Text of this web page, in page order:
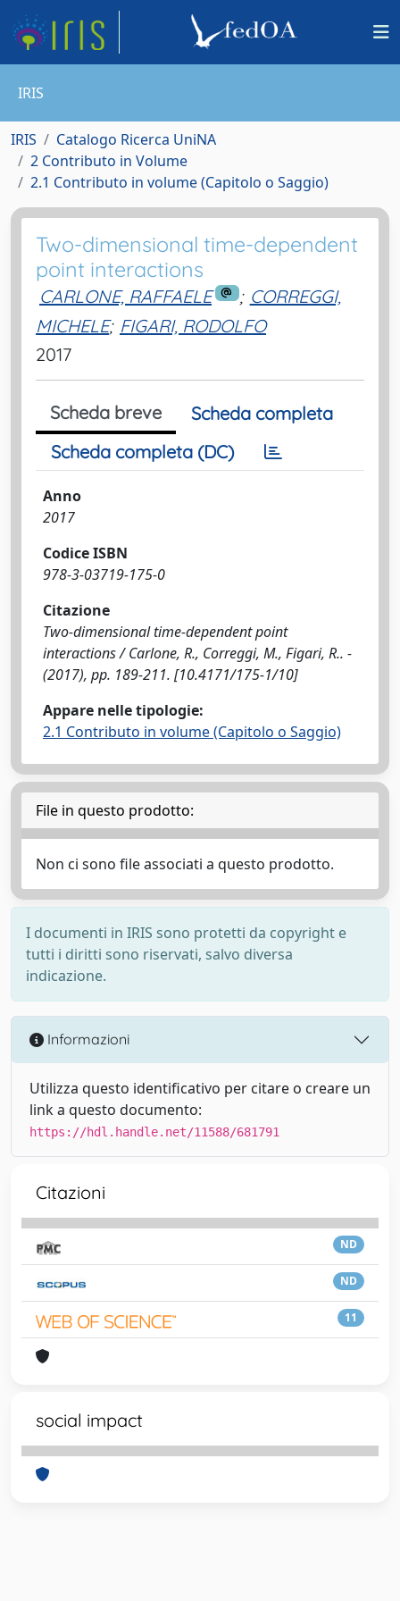
IRIS
IRIS
Catalogo Ricerca UniNA
2 Contributo in Volume
2.1 Contributo in volume (Capitolo o Saggio)
Two-dimensional time-dependent
point interactions
CARLONE, RAFFAELE ; CORREGGI,
MICHELE; FIGARI, RODOLFO
2017
Scheda breve
Scheda completa
Scheda completa (DC)
Anno
2017
Codice ISBN
978-3-03719-175-0
Citazione
Two-dimensional time-dependent point
interactions / Carlone, R., Correggi, M., Figari, R.. -
(2017), pp. 189-211. [10.4171/175-1/10]
Appare nelle tipologie:
2.1 Contributo in volume (Capitolo o Saggio)
File in questo prodotto:
Non ci sono file associati a questo prodotto.
I documenti in IRIS sono protetti da copyright e
tutti i diritti sono riservati, salvo diversa
indicazione.
Informazioni
Utilizza questo identificativo per citare o creare un
link a questo documento:
https://hdl.handle.net/11588/681791
Citazioni
ND
ND
11
social impact